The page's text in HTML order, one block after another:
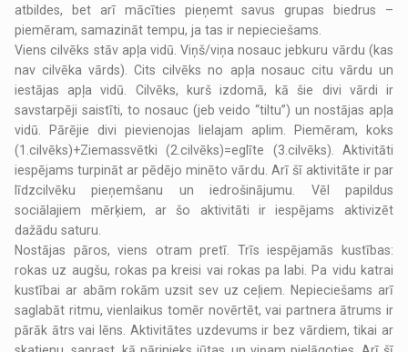
atbildes, bet arī mācīties pieņemt savus grupas biedrus –
piemēram, samazināt tempu, ja tas ir nepieciešams.
Viens cilvēks stāv apļa vidū. Viņš/viņa nosauc jebkuru vārdu (kas
nav cilvēka vārds). Cits cilvēks no apļa nosauc citu vārdu un
iestājas apļa vidū. Cilvēks, kurš izdomā, kā šie divi vārdi ir
savstarpēji saistīti, to nosauc (jeb veido “tiltu”) un nostājas apļa
vidū. Pārējie divi pievienojas lielajam aplim. Piemēram, koks
(1.cilvēks)+Ziemassvētki (2.cilvēks)=eglīte (3.cilvēks). Aktivitāti
iespējams turpināt ar pēdējo minēto vārdu. Arī šī aktivitāte ir par
līdzcilvēku pieņemšanu un iedrošinājumu. Vēl papildus
sociālajiem mērķiem, ar šo aktivitāti ir iespējams aktivizēt
dažādu saturu.
Nostājas pāros, viens otram pretī. Trīs iespējamās kustības:
rokas uz augšu, rokas pa kreisi vai rokas pa labi. Pa vidu katrai
kustībai ar abām rokām uzsit sev uz ceļiem. Nepieciešams arī
saglabāt ritmu, vienlaikus tomēr novērtēt, vai partnera ātrums ir
pārāk ātrs vai lēns. Aktivitātes uzdevums ir bez vārdiem, tikai ar